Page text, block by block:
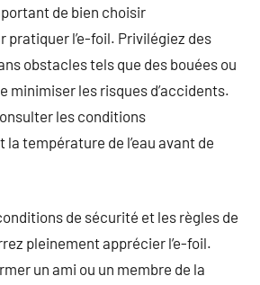
de bien choisir
pratiquer l’e-foil. Privilégiez des
obstacles tels que des bouées ou
minimiser les risques d’accidents.
les conditions
température de l’eau avant de
de sécurité et les règles de
pleinement apprécier l’e-foil.
un ami ou un membre de la